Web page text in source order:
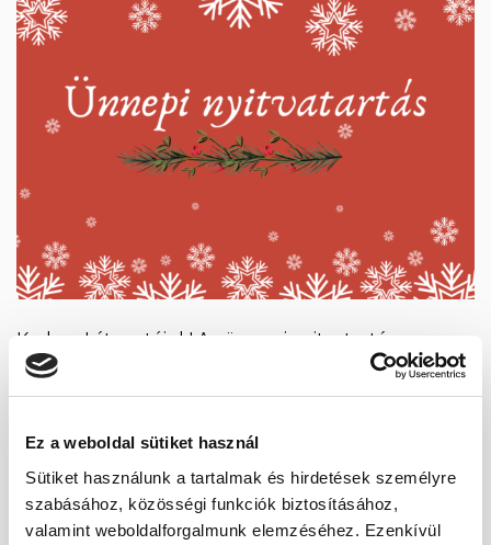
Ez a weboldal sütiket használ
Sütiket használunk a tartalmak és hirdetések személyre
szabásához, közösségi funkciók biztosításához,
valamint weboldalforgalmunk elemzéséhez. Ezenkívül
Kedves Látogatóink! Az ünnepi nyitvatartás a
következőképp alakul: Az ügyfélszolgálat
hétköznaponta 8:00 és 16:00 között érhető el.
(hétfő-szerda) – munkanap Utolsó munkanap az
évben: 2020.12.30. Első munkanap: 2021.01.04.
Természetesen e-mailben továbbra is elérhetők
vagyunk. A szállítások várható alakulása: 1. GLS